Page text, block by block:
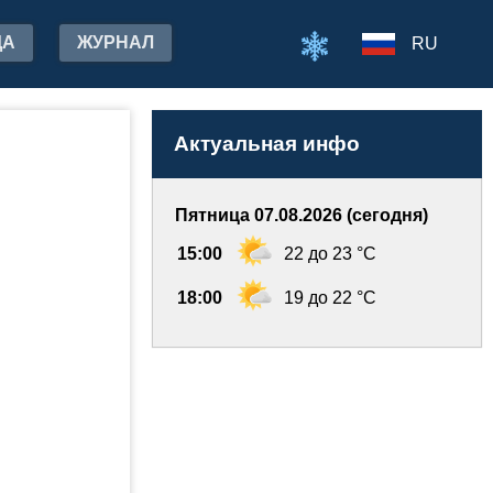
ЖУРНАЛ RU
Актуальная инфо
Пятница 07.08.2026 (сегодня)
15:00 22 до 23 °C
18:00 19 до 22 °C